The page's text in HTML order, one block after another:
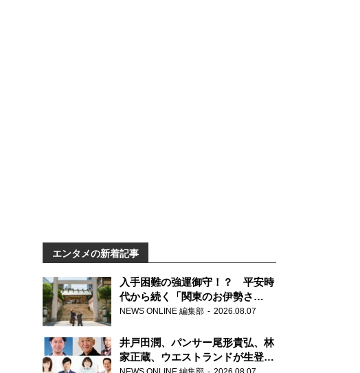
エンタメの新着記事
入手困難の強運御守！？ 平安時
代から続く「関東のお伊勢さ
ま」、芝大神宮にてランパンプス
NEWS ONLINE 編集部 2026.08.07
井戸田潤、パンサー尾形貴弘、林
家正蔵、ウエストランドが生登